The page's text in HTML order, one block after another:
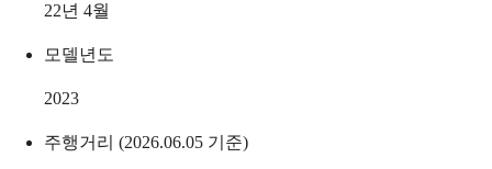
22년 4월
모델년도
2023
주행거리 (2026.06.05 기준)